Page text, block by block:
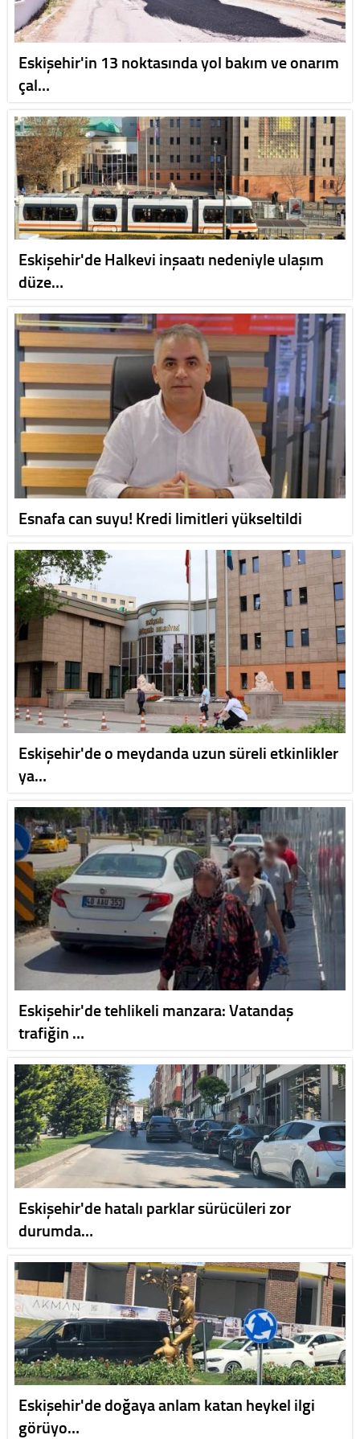
Eskişehir'in 13 noktasında yol bakım ve onarım
çal…
Eskişehir'de Halkevi inşaatı nedeniyle ulaşım
düze…
Esnafa can suyu! Kredi limitleri yükseltildi
Eskişehir'de o meydanda uzun süreli etkinlikler
ya…
Eskişehir'de tehlikeli manzara: Vatandaş
trafiğin …
Eskişehir'de hatalı parklar sürücüleri zor
durumda…
Eskişehir'de doğaya anlam katan heykel ilgi
görüyo…